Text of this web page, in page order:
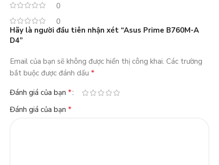
0
0
Hãy là người đầu tiên nhận xét “Asus Prime B760M-A
D4”
Email của bạn sẽ không được hiển thị công khai. Các trường
bắt buộc được đánh dấu *
Đánh giá của bạn *
Đánh giá của bạn *